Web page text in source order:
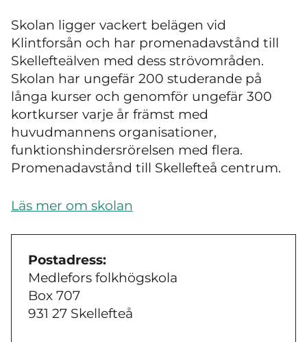
Skolan ligger vackert belägen vid
Klintforsån och har promenadavstånd till
Skellefteälven med dess strövområden.
Skolan har ungefär 200 studerande på
långa kurser och genomför ungefär 300
kortkurser varje år främst med
huvudmannens organisationer,
funktionshindersrörelsen med flera.
Promenadavstånd till Skellefteå centrum.
Läs mer om skolan
Postadress:
Medlefors folkhögskola
Box 707
931 27 Skellefteå